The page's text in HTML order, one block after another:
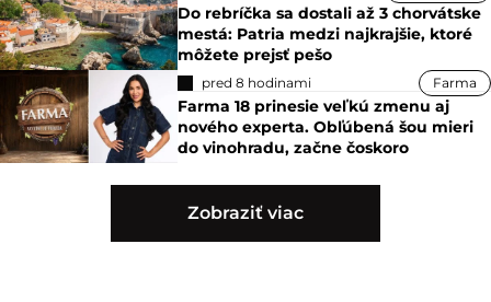
Do rebríčka sa dostali až 3 chorvátske
mestá: Patria medzi najkrajšie, ktoré
môžete prejsť pešo
pred 8 hodinami Farma
Farma 18 prinesie veľkú zmenu aj
nového experta. Obľúbená šou mieri
do vinohradu, začne čoskoro
Zobraziť viac